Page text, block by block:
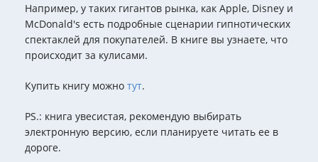
Например, у таких гигантов рынка, как Apple, Disney и
McDonald's есть подробные сценарии гипнотических
спектаклей для покупателей. В книге вы узнаете, что
происходит за кулисами.
Купить книгу можно тут.
PS.: книга увесистая, рекомендую выбирать
электронную версию, если планируете читать ее в
дороге.